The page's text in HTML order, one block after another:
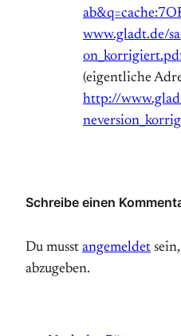
www.gladt.de/
(eigentliche
http://
Schreibe einen
Du musst angemeldet
abzugeben.